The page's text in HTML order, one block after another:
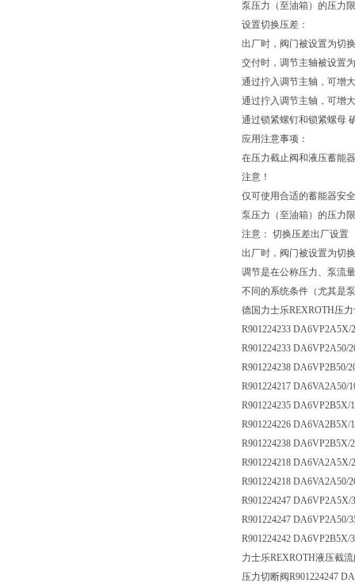
泵压力（至油箱）的压力
设置切换压差：
出厂时，阀门被设置为切
交付时，调节主轴被设置
通过拧入调节主轴，可增
通过拧入调节主轴，可增
通过锁紧螺钉和锁紧螺母
应用注意事项：
在压力截止阀和液压蓄能
注意！
仅可使用合适的蓄能器安
泵压力（至油箱）的压力
注意： 切换压差出厂设置
出厂时，阀门被设置为切
调节是在公称压力、泵流
不同的系统条件（尤其是
德国力士乐REXROTH压
R901224233 DA6VP2A5X/
R901224233 DA6VP2A50/
R901224238 DA6VP2B50/
R901224217 DA6VA2A50/
R901224235 DA6VP2B5X/
R901224226 DA6VA2B5X/
R901224238 DA6VP2B5X/
R901224218 DA6VA2A5X/
R901224218 DA6VA2A50/
R901224247 DA6VP2A5X/
R901224247 DA6VP2A50/
R901224242 DA6VP2B5X/
力士乐REXROTH液压截
压力切断阀R901224247